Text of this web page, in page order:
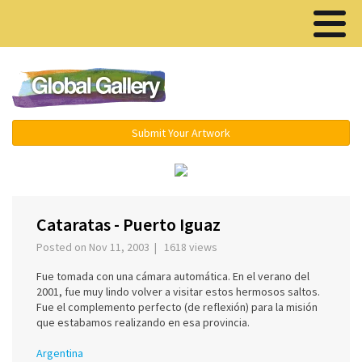
Submit Your Artwork
Cataratas - Puerto Iguaz
Posted on Nov 11, 2003 | 1618 views
Fue tomada con una cámara automática. En el verano del
2001, fue muy lindo volver a visitar estos hermosos saltos.
Fue el complemento perfecto (de reflexión) para la misión
que estabamos realizando en esa provincia.
Argentina